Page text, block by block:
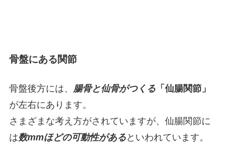
骨盤にある関節
骨盤後方には、 腸骨と仙骨がつくる「仙腸関節」
が左右にあります。
さまざまな考え方がされていますが、仙腸関節に
は数mmほどの可動性があるといわれています。